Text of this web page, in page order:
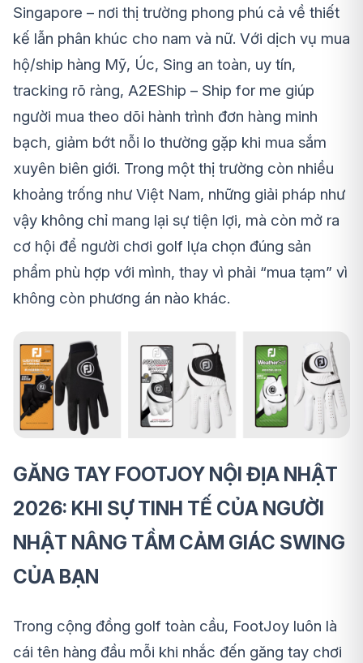
Singapore – nơi thị trường phong phú cả về thiết
kế lẫn phân khúc cho nam và nữ. Với dịch vụ mua
hộ/ship hàng Mỹ, Úc, Sing an toàn, uy tín,
tracking rõ ràng, A2EShip – Ship for me giúp
người mua theo dõi hành trình đơn hàng minh
bạch, giảm bớt nỗi lo thường gặp khi mua sắm
xuyên biên giới. Trong một thị trường còn nhiều
khoảng trống như Việt Nam, những giải pháp như
vậy không chỉ mang lại sự tiện lợi, mà còn mở ra
cơ hội để người chơi golf lựa chọn đúng sản
phẩm phù hợp với mình, thay vì phải “mua tạm” vì
không còn phương án nào khác.
GĂNG TAY FOOTJOY NỘI ĐỊA NHẬT
2026: KHI SỰ TINH TẾ CỦA NGƯỜI
NHẬT NÂNG TẦM CẢM GIÁC SWING
CỦA BẠN
Trong cộng đồng golf toàn cầu, FootJoy luôn là
cái tên hàng đầu mỗi khi nhắc đến găng tay chơi